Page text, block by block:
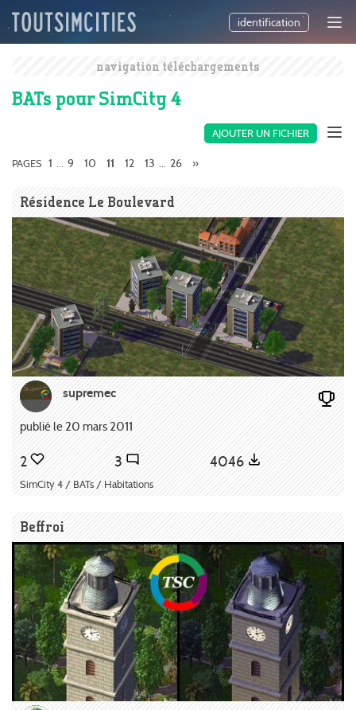
identification
navigation téléchargements
BATs pour SimCity 4
AJOUTER UN FICHIER
PAGES 1 ... 9 10 11 12 13 ... 26 »
Résidence Le Boulevard
supremec
publié le 20 mars 2011
2 3 4046
SimCity 4 / BATs / Habitations
Beffroi